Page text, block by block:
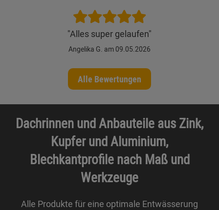
"Alles super gelaufen"
Angelika G. am 09.05.2026
Alle Bewertungen
Dachrinnen und Anbauteile aus Zink,
Kupfer und Aluminium,
Blechkantprofile nach Maß und
Werkzeuge
Alle Produkte für eine optimale Entwässerung